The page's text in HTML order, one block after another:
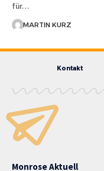
für…
MARTIN KURZ
Kontakt
Monrose Aktuell